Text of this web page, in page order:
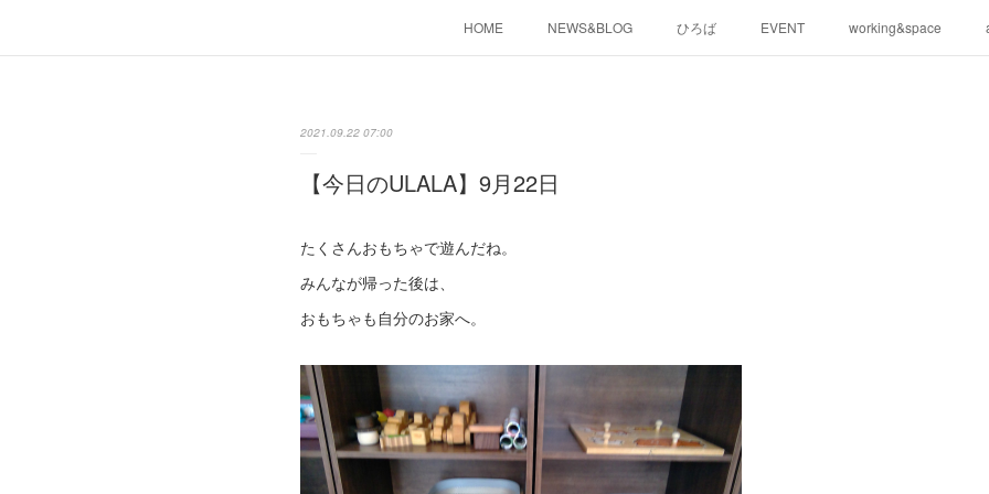
HOME NEWS&BLOG ひろば EVENT working&space
2021.09.22 07:00
【今日のULALA】9月22日
たくさんおもちゃで遊んだね。
みんなが帰った後は、
おもちゃも自分のお家へ。